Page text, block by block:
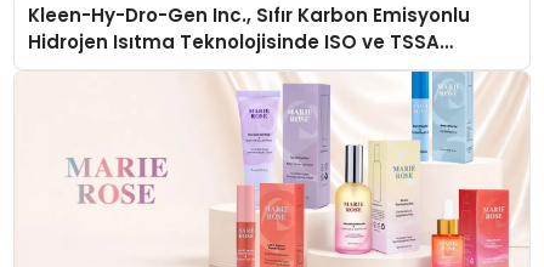
Kleen-Hy-Dro-Gen Inc., Sıfır Karbon Emisyonlu
Hidrojen Isıtma Teknolojisinde ISO ve TSSA
Düzenleyici Onaylarını Aldı